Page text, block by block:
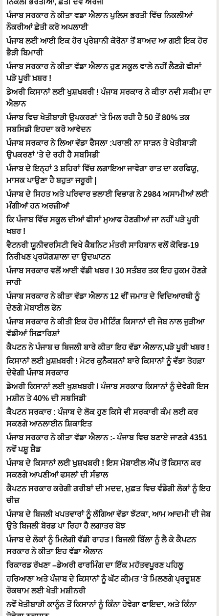
ਨਿਕਲੀ ਭਰਤੀਆਂ, ਛੇਤੀ ਦੇਵੋ ਅਰਜੀ
ਪੰਜਾਬ ਸਰਕਾਰ ਨੇ ਕੀਤਾ ਵਡਾ ਐਲਾਨ ਪੁਲਿਸ ਭਰਤੀ ਵਿੱਚ ਨਿਕਲੀਆਂ
ਨੌਕਰੀਆਂ ਛੇਤੀ ਕਰੋ ਅਪਲਾਈ
ਪੰਜਾਬ ਲਈ ਆਈ ਇਕ ਹੋਰ ਪ੍ਰੇਸ਼ਾਨੀ ਕੋਰੋਨਾ ਤੋਂ ਬਾਅਦ ਆ ਗਈ ਇਕ ਹੋਰ
ਭੈੜੀ ਬਿਮਾਰੀ
ਪੰਜਾਬ ਸਰਕਾਰ ਨੇ ਕੀਤਾ ਵੱਡਾ ਐਲਾਨ ਹੁਣ ਸਕੂਲ ਵਾਲੇ ਨਹੀਂ ਲੈਣਗੇ ਫੀਸਾਂ
ਪੜੋ ਪੂਰੀ ਖ਼ਬਰ !
ਡੇਅਰੀ ਕਿਸਾਨਾਂ ਲਈ ਖੁਸ਼ਖਬਰੀ ! ਪੰਜਾਬ ਸਰਕਾਰ ਨੇ ਕੀਤਾ ਨਵੀ ਸਕੀਮ ਦਾ
ਐਲਾਨ
ਪੰਜਾਬ ਵਿਚ ਖੇਤੀਬਾੜੀ ਉਪਕਰਣਾਂ 'ਤੇ ਮਿਲ ਰਹੀ ਹੈ 50 ਤੋਂ 80% ਤਕ
ਸਬਸਿਡੀ ਇਹਦਾ ਕਰੋ ਆਵੇਦਨ
ਪੰਜਾਬ ਸਰਕਾਰ ਨੇ ਲਿਆ ਵੱਡਾ ਫੈਸਲਾ :ਪਰਾਲੀ ਨਾ ਸਾੜਨ ਤੇ ਖੇਤੀਬਾੜੀ
ਉਪਕਰਣਾਂ 'ਤੇ ਦੇ ਰਹੀ ਹੈ ਸਬਸਿਡੀ
ਪੰਜਾਬ ਦੇ ਇਨ੍ਹਾਂ 3 ਸ਼ਹਿਰਾਂ ਵਿੱਚ ਲਗਾਇਆ ਜਾਵੇਗਾ ਰਾਤ ਦਾ ਕਰਫਿਯੂ,
ਮਾਸਕ ਪਾਉਣਾ ਹੈ ਬਹੁਤਾ ਜਰੂਰੀ |
ਪੰਜਾਬ ਦੇ ਸਿਹਤ ਅਤੇ ਪਰਿਵਾਰ ਭਲਾਈ ਵਿਭਾਗ ਨੇ 2984 ਅਸਾਮੀਆਂ ਲਈ
ਮੰਗੀਆਂ ਹਨ ਅਰਜ਼ੀਆਂ
ਕਿ ਪੰਜਾਬ ਵਿੱਚ ਸਕੂਲ ਦੀਆਂ ਫੀਸਾਂ ਮੁਆਫ ਹੋਣਗੀਆਂ ਜਾ ਨਹੀਂ ਪੜੋ ਪੂਰੀ
ਖਬਰ !
ਵੈਟਨਰੀ ਯੂਨੀਵਰਸਿਟੀ ਵਿਖੇ ਕੈਬਨਿਟ ਮੰਤਰੀ ਸਾਹਿਬਾਨ ਵਲੋਂ ਕੋਵਿਡ-19
ਨਿਰੀਖਣ ਪ੍ਰਯੋਗਸ਼ਾਲਾ ਦਾ ਉਦਘਾਟਨ
ਪੰਜਾਬ ਸਰਕਾਰ ਵਲੋਂ ਆਈ ਵੱਡੀ ਖਬਰ ! 30 ਸਤੰਬਰ ਤਕ ਇਹ ਹੁਕਮ ਹੋਣਗੇ
ਜਾਰੀ
ਪੰਜਾਬ ਸਰਕਾਰ ਨੇ ਕੀਤਾ ਵੱਡਾ ਐਲਾਨ 12 ਵੀਂ ਜਮਾਤ ਦੇ ਵਿਦਿਆਰਥੀ ਨੂੰ
ਦੇਣਗੇ ਮੋਬਾਈਲ ਫੋਨ
ਪੰਜਾਬ ਸਰਕਾਰ ਨੇ ਕੀਤੀ ਇਕ ਹੋਰ ਮੀਟਿੰਗ ਕਿਸਾਨਾਂ ਦੀ ਜੇਬ ਨਾਲ ਜੁੜੀਆ
ਵੱਡੀਆਂ ਸਿਫ਼ਾਰਿਸ਼ਾਂ
ਕੈਪਟਨ ਨੇ ਪੰਜਾਬ ਚ ਬਿਜਲੀ ਬਾਰੇ ਕੀਤਾ ਇਹ ਵੱਡਾ ਐਲਾਨ,ਪੜੋ ਪੂਰੀ ਖਬਰ !
ਕਿਸਾਨਾਂ ਲਈ ਖ਼ੁਸ਼ਖ਼ਬਰੀ ! ਮੋਟਰ ਕੁਨੈਕਸ਼ਨਾਂ ਬਾਰੇ ਕਿਸਾਨਾਂ ਨੂੰ ਵੱਡਾ ਤੋਹਫ਼ਾ
ਦੇਵੇਗੀ ਪੰਜਾਬ ਸਰਕਾਰ
ਡੇਅਰੀ ਕਿਸਾਨਾਂ ਲਈ ਖੁਸ਼ਖਬਰੀ ! ਪੰਜਾਬ ਸਰਕਾਰ ਕਿਸਾਨਾਂ ਨੂੰ ਦੇਵੇਗੀ ਇਸ
ਮਸ਼ੀਨ ਤੇ 40% ਦੀ ਸਬਸਿਡੀ
ਕੈਪਟਨ ਸਰਕਾਰ : ਪੰਜਾਬ ਦੇ ਲੋਕ ਹੁਣ ਕਿਸੇ ਵੀ ਸਰਕਾਰੀ ਕੰਮ ਲਈ ਕਰ
ਸਕਣਗੇ ਆਨਲਾਈਨ ਸ਼ਿਕਾਇਤ
ਪੰਜਾਬ ਸਰਕਾਰ ਨੇ ਕੀਤਾ ਵੱਡਾ ਐਲਾਨ :- ਪੰਜਾਬ ਵਿਚ ਬਣਾਏ ਜਾਣਗੇ 4351
ਨਵੇਂ ਪਸ਼ੂ ਸ਼ੈਡ
ਪੰਜਾਬ ਦੇ ਕਿਸਾਨਾਂ ਲਈ ਖੁਸ਼ਖਬਰੀ ! ਇਸ ਮੋਬਾਈਲ ਐੱਪ ਤੋਂ ਕਿਸਾਨ ਕਰ
ਸਕਣਗੇ ਆਪਣੀਆਂ ਫਸਲਾਂ ਦੀ ਸੰਭਾਲ
ਕੈਪਟਨ ਸਰਕਾਰ ਕਰੇਗੀ ਗਰੀਬਾਂ ਦੀ ਮਦਦ, ਮੁਫ਼ਤ ਵਿਚ ਵੰਡੇਗੀ ਲੋਕਾਂ ਨੂੰ ਇਹ
ਚੀਜ਼
ਪੰਜਾਬ ਦੇ ਬਿਜਲੀ ਖਪਤਵਾਰਾਂ ਨੂੰ ਲੱਗਿਆ ਵੱਡਾ ਝੱਟਕਾ, ਆਮ ਆਦਮੀ ਦੀ ਜੇਬ
ਉਤੇ ਬਿਜਲੀ ਬੋਰਡ ਪਾ ਰਿਹਾ ਹੈ ਲਗਾਤਰ ਬੋਝ
ਪੰਜਾਬ ਦੇ ਲੋਕਾਂ ਨੂੰ ਮਿਲੇਗੀ ਵੱਡੀ ਰਾਹਤ ! ਬਿਜਲੀ ਬਿੱਲਾ ਨੂੰ ਲੈ ਕੇ ਕੈਪਟਨ
ਸਰਕਾਰ ਨੇ ਕੀਤਾ ਇਹ ਵੱਡਾ ਐਲਾਨ
ਰਿਕਾਰਡ ਰੱਖਣਾ –ਡੇਅਰੀ ਫਾਰਮਿੰਗ ਦਾ ਇੱਕ ਮਹੱਤਵਪੂਰਣ ਪਹਿਲੂ
ਹਰਿਆਣਾ ਅਤੇ ਪੰਜਾਬ ਦੇ ਕਿਸਾਨਾਂ ਨੂੰ ਘੱਟ ਕੀਮਤ 'ਤੇ ਮਿਲਣਗੇ ਪ੍ਰਦੂਸ਼ਣ
ਰੋਕਥਾਮ ਲਈ ਖੇਤੀ ਮਸ਼ੀਨਰੀ
ਨਵੇਂ ਖੇਤੀਬਾੜੀ ਕਾਨੂੰਨ ਤੋਂ ਕਿਸਾਨਾਂ ਨੂੰ ਕਿੰਨਾ ਹੋਵੇਗਾ ਫਾਇਦਾ, ਅਤੇ ਕਿੰਨਾ